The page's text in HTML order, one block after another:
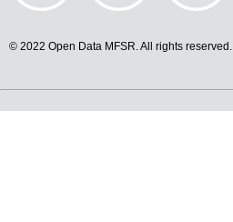
© 2022 Open Data MFSR. All rights reserved.